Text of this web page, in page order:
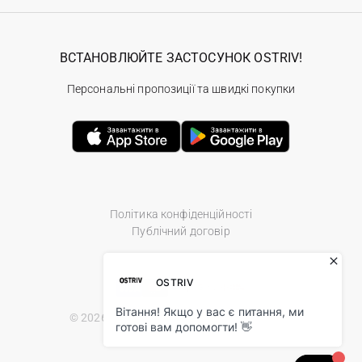
Політика конфіденційності
Публічний договір
© 2026 Ostriv.ua Store. All Rights Reserved.
ВСТАНОВЛЮЙТЕ ЗАСТОСУНОК OSTRIV!
Персональні пропозиції та швидкі покупки